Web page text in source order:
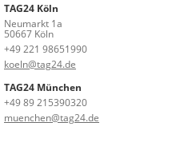
TAG24 Köln
Neumarkt 1a
50667 Köln
+49 221 98651990
koeln@tag24.de
TAG24 München
+49 89 215390320
muenchen@tag24.de